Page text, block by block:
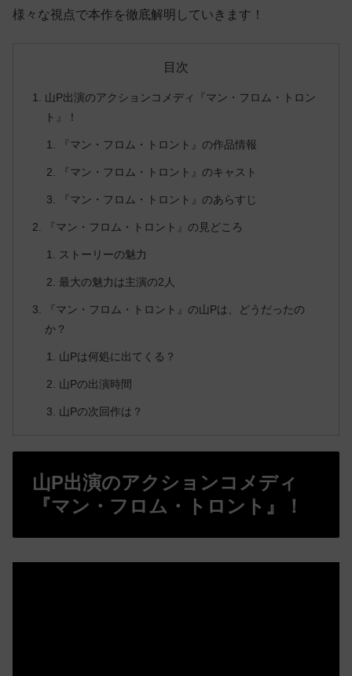
様々な視点で本作を徹底解明していきます！
目次
山P出演のアクションコメディ『マン・フロム・トロン
ト』！
『マン・フロム・トロント』の作品情報
『マン・フロム・トロント』のキャスト
『マン・フロム・トロント』のあらすじ
『マン・フロム・トロント』の見どころ
ストーリーの魅力
最大の魅力は主演の2人
『マン・フロム・トロント』の山Pは、どうだったの
か？
山Pは何処に出てくる？
山Pの出演時間
山Pの次回作は？
山P出演のアクションコメディ
『マン・フロム・トロント』！